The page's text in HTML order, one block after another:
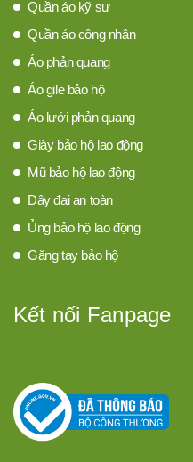
Quần áo kỹ sư
Quần áo công nhân
Áo phản quang
Áo gile bảo hộ
Áo lưới phản quang
Giày bảo hộ lao động
Mũ bảo hộ lao động
Dây đai an toàn
Ủng bảo hộ lao động
Găng tay bảo hộ
Kết nối Fanpage